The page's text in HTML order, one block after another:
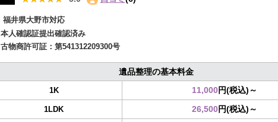
福井県大野市対応
本人確認証提出確認済み
古物商許可証： 第541312209300号
遺品整理の基本料金
1K 11,000円(税込)～
1LDK 26,500円(税込)～